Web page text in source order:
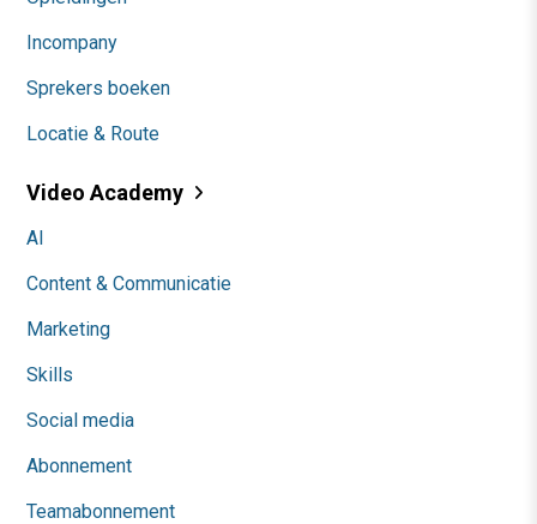
Incompany
Sprekers boeken
Locatie & Route
Video Academy
AI
Content & Communicatie
Marketing
Skills
Social media
Abonnement
Teamabonnement